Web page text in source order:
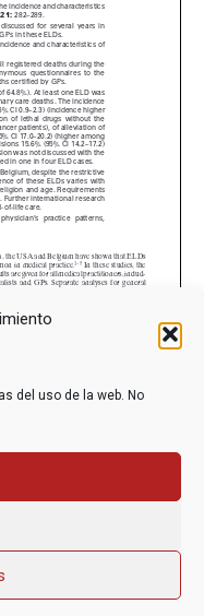
del uso de la web. No